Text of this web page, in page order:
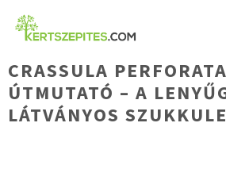
Kilépés
CRASSULA
ÚTMUTATÓ – A
LÁTVÁNYOS